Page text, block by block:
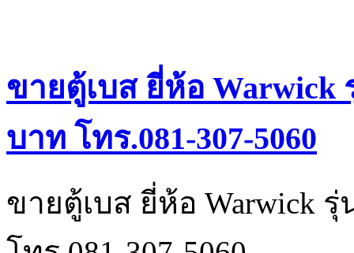
ขายตู้เบส ยี่ห้อ Warwick
บาท โทร.081-307-5060
ขายตู้เบส ยี่ห้อ Warwick